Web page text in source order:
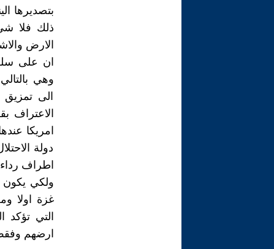
بتصديرها
ذلك فلا
الارض
ان على
وهي
الى تمزيق
الاعتراف
امريكا
دولة
اطراف
ولكي يكون
غزة اولا
التي تؤكد
ارضهم